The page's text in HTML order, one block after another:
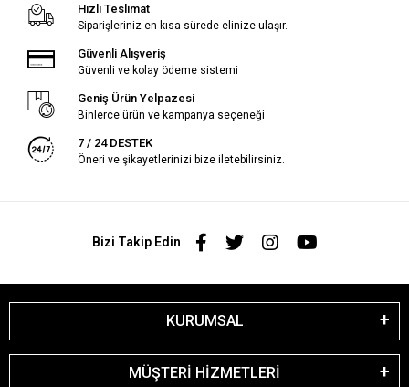
Hızlı Teslimat
Siparişleriniz en kısa sürede elinize ulaşır.
Güvenli Alışveriş
Güvenli ve kolay ödeme sistemi
Geniş Ürün Yelpazesi
Binlerce ürün ve kampanya seçeneği
7 / 24 DESTEK
Öneri ve şikayetlerinizi bize iletebilirsiniz.
Bizi Takip Edin
KURUMSAL
MÜŞTERİ HİZMETLERİ